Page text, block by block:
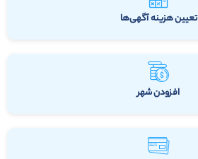
تعیین هزینه آگهی‌ها
افزودن شهر